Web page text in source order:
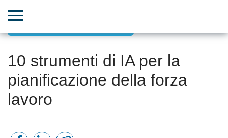
10 strumenti di IA per la
pianificazione della forza
lavoro